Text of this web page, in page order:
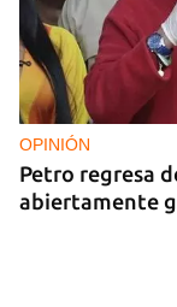
OPINIÓN
Petro regresa
abiertamente